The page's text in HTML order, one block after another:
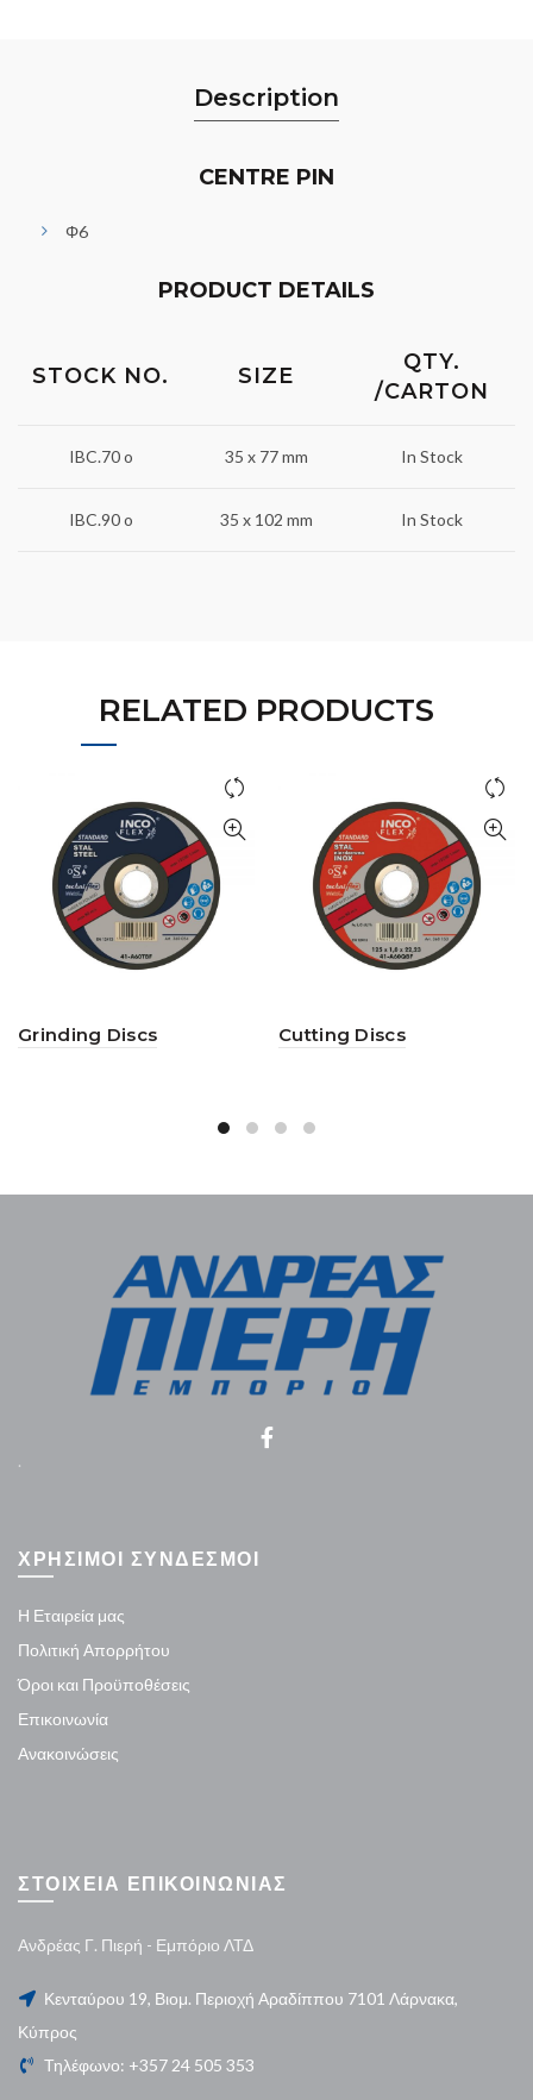
Description
CENTRE PIN
Φ6
PRODUCT DETAILS
STOCK NO. SIZE
QTY.
/CARTON
IBC.70 o 35 x 77 mm In Stock
IBC.90 o 35 x 102 mm In Stock
RELATED PRODUCTS
Grinding Discs Cutting Discs
.
ΧΡΗΣΙΜΟΙ ΣΥΝΔΕΣΜΟΙ
Η Εταιρεία μας
Πολιτική Απορρήτου
Όροι και Προϋποθέσεις
Επικοινωνία
Ανακοινώσεις
ΣΤΟΙΧΕΙΑ ΕΠΙΚΟΙΝΩΝΙΑΣ
Ανδρέας Γ. Πιερή - Εμπόριο ΛΤΔ
Κενταύρου 19, Βιομ. Περιοχή Αραδίππου 7101 Λάρνακα,
Κύπρος
Τηλέφωνο: +357 24 505 353